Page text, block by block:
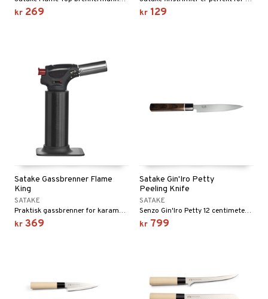
kr 269 kr 129
Satake Gassbrenner Flame
King
SATAKE
Praktisk gassbrenner for karamellisering av Crème Brûlée samt flambering av grønnsaker, fisk og kjøtt fra Satake.
kr 369
Satake Gin'Iro Petty
Peeling Knife
SATAKE
Senzo Gin'Iro Petty 12 centimeter er en klassisk skrellekniv.
kr 799